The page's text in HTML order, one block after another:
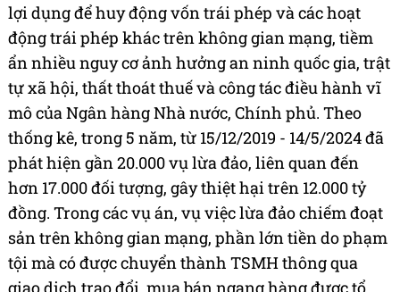
lợi dụng để huy động vốn trái phép và các hoạt
động trái phép khác trên không gian mạng, tiềm
ẩn nhiều nguy cơ ảnh hưởng an ninh quốc gia, trật
tự xã hội, thất thoát thuế và công tác điều hành vĩ
mô của Ngân hàng Nhà nước, Chính phủ. Theo
thống kê, trong 5 năm, từ 15/12/2019 - 14/5/2024 đã
phát hiện gần 20.000 vụ lừa đảo, liên quan đến
hơn 17.000 đối tượng, gây thiệt hại trên 12.000 tỷ
đồng. Trong các vụ án, vụ việc lừa đảo chiếm đoạt
sản trên không gian mạng, phần lớn tiền do phạm
tội mà có được chuyển thành TSMH thông qua